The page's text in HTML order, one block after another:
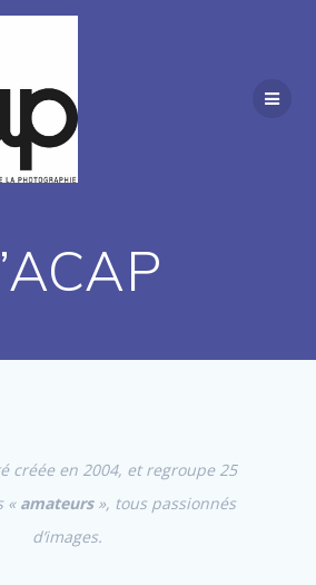
Passer
créée en 2004, et regroupe 25
« amateurs», tous passionnés
d’images.